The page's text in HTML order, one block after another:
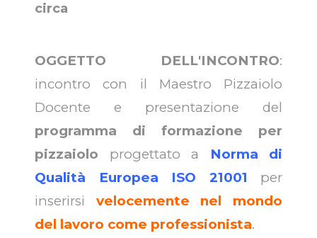
circa
OGGETTO DELL'INCONTRO:
incontro con il Maestro Pizzaiolo
Docente e presentazione del
programma di formazione per
pizzaiolo progettato a
Norma di
Qualità Europea ISO 21001 per
inserirsi velocemente nel mondo
del lavoro come professionista.